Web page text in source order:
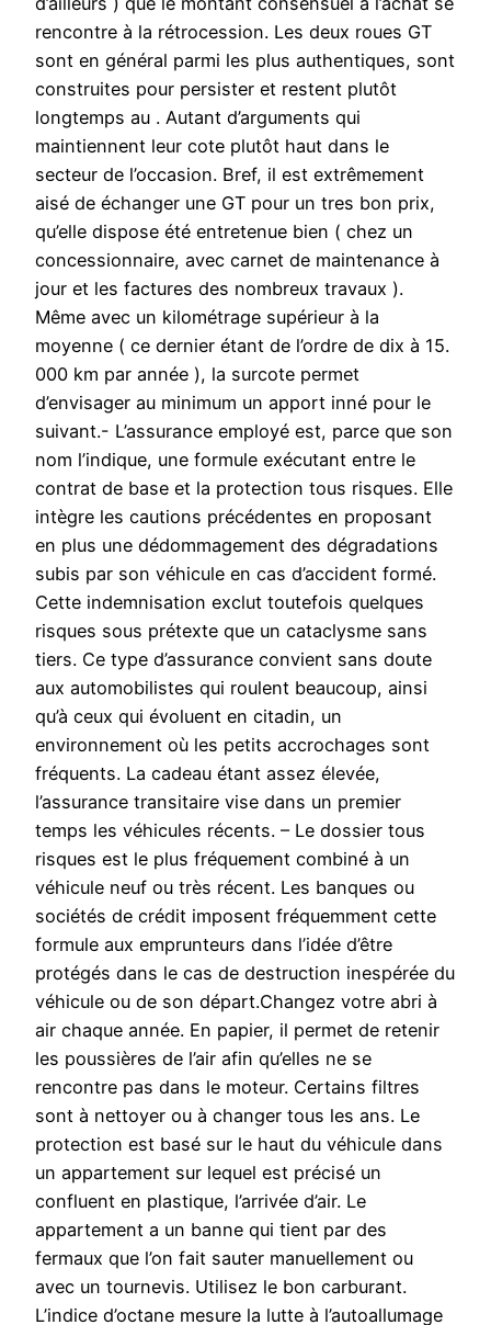
rencontre à la rétrocession. Les deux roues GT
sont en général parmi les plus authentiques, sont
construites pour persister et restent plutôt
longtemps au . Autant d’arguments qui
maintiennent leur cote plutôt haut dans le
secteur de l’occasion. Bref, il est extrêmement
aisé de échanger une GT pour un tres bon prix,
qu’elle dispose été entretenue bien ( chez un
concessionnaire, avec carnet de maintenance à
jour et les factures des nombreux travaux ).
Même avec un kilométrage supérieur à la
moyenne ( ce dernier étant de l’ordre de dix à 15.
000 km par année ), la surcote permet
d’envisager au minimum un apport inné pour le
suivant.- L’assurance employé est, parce que son
nom l’indique, une formule exécutant entre le
contrat de base et la protection tous risques. Elle
intègre les cautions précédentes en proposant
en plus une dédommagement des dégradations
subis par son véhicule en cas d’accident formé.
Cette indemnisation exclut toutefois quelques
risques sous prétexte que un cataclysme sans
tiers. Ce type d’assurance convient sans doute
aux automobilistes qui roulent beaucoup, ainsi
qu’à ceux qui évoluent en citadin, un
environnement où les petits accrochages sont
fréquents. La cadeau étant assez élevée,
l’assurance transitaire vise dans un premier
temps les véhicules récents. – Le dossier tous
risques est le plus fréquement combiné à un
véhicule neuf ou très récent. Les banques ou
sociétés de crédit imposent fréquemment cette
formule aux emprunteurs dans l’idée d’être
protégés dans le cas de destruction inespérée du
véhicule ou de son départ.Changez votre abri à
air chaque année. En papier, il permet de retenir
les poussières de l’air afin qu’elles ne se
rencontre pas dans le moteur. Certains filtres
sont à nettoyer ou à changer tous les ans. Le
protection est basé sur le haut du véhicule dans
un appartement sur lequel est précisé un
confluent en plastique, l’arrivée d’air. Le
appartement a un banne qui tient par des
fermaux que l’on fait sauter manuellement ou
avec un tournevis. Utilisez le bon carburant.
L’indice d’octane mesure la lutte à l’autoallumage